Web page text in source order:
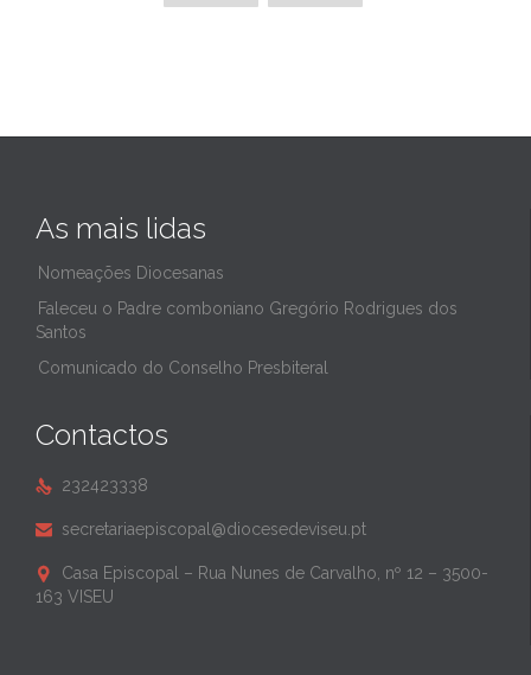
As mais lidas
Nomeações Diocesanas
Faleceu o Padre comboniano Gregório Rodrigues dos
Santos
Comunicado do Conselho Presbiteral
Contactos
 232423338
 secretariaepiscopal@diocesedeviseu.pt

Casa Episcopal – Rua Nunes de Carvalho, nº 12 – 3500-
163 VISEU